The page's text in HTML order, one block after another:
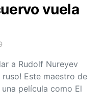
vuela
a Rudolf Nureyev
Este maestro de
película como El